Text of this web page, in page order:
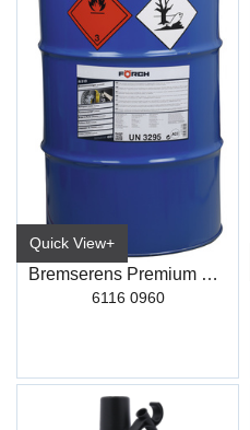
Quick View+
Bremserens Premium R510 60L
6116 0960